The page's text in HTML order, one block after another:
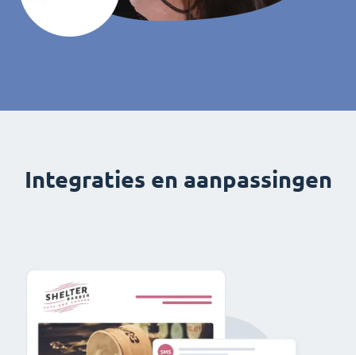
Integraties en aanpassingen